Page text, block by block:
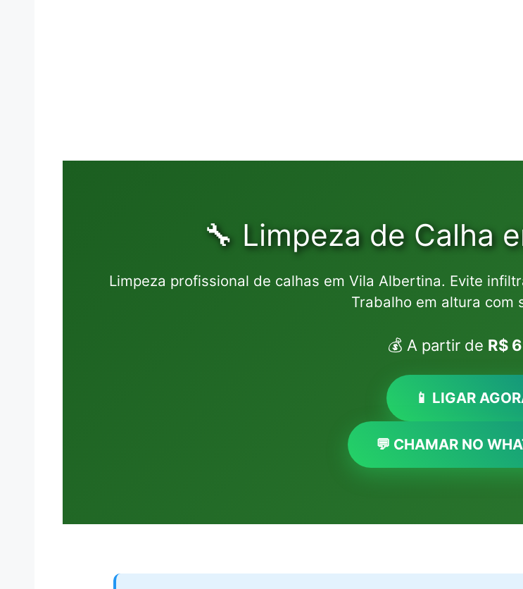
🔧 Limpeza de Calha
Limpeza profissional de calhas em Vila Albertina. Evite
Trabalho em altura com
💰 A partir de R$
📱 LIGAR
💬 CHAMAR NO